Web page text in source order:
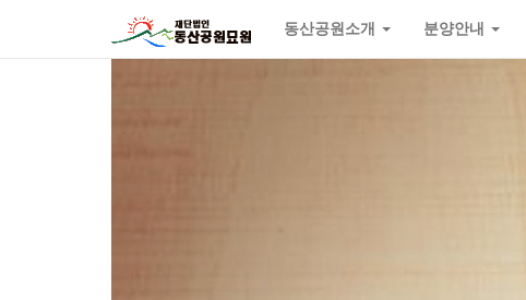
동산공원소개 분양안내